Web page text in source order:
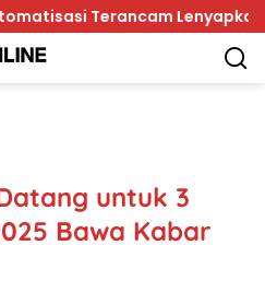
Lenyapkan 15 Jenis
untuk 3
Bawa Kabar